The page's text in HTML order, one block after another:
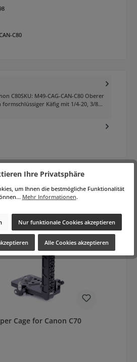
C80
C80SKU: M49-CAG-CAN-C80 Oberer
formschlüssiger Käfig mit 1/4-20, 3/8…
Cage for Canon C70
Ihre Privatsphäre
um Ihnen die bestmögliche Funktionalität
Mehr Informationen.
Nur funktionale Cookies akzeptieren
Alle Cookies akzeptieren